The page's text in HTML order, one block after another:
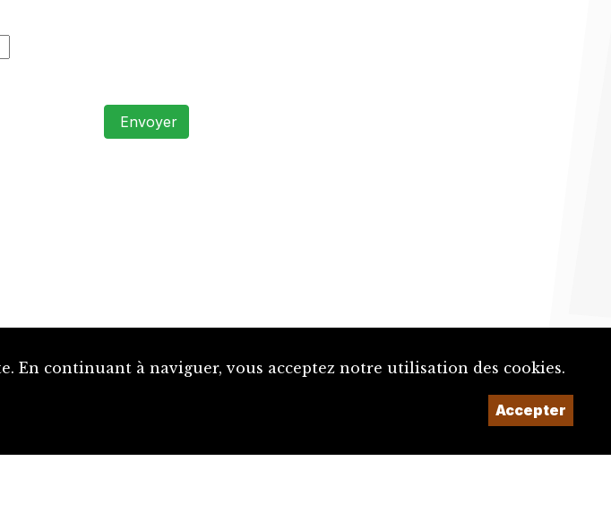
Envoyer
En continuant à naviguer, vous acceptez notre utilisation des cookies.
Accepter